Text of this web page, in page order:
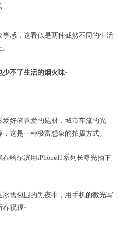
感，这看似是两种截然不同的生活
少不了生活的烟火味~
好者喜爱的题材，城市车流的光
这是一种极富想象的拍摄方式。
哈尔滨用iPhone11系列长曝光拍下
冰雪包围的黑夜中，用手机的微光写
春祝福~